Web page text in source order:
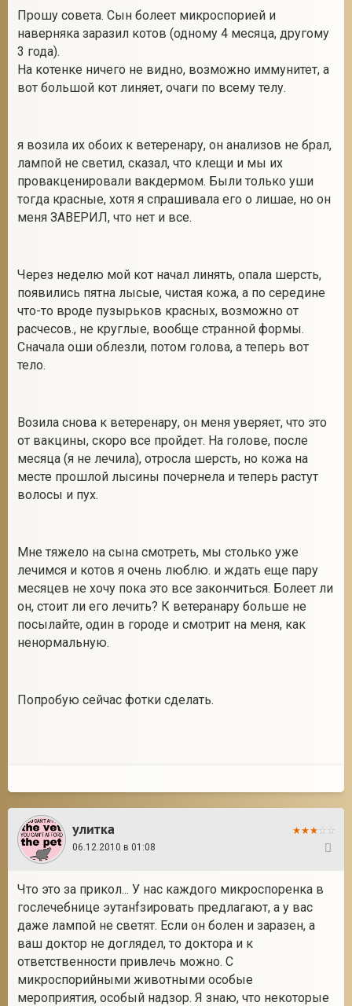
Прошу совета. Сын болеет микроспорией и
наверняка заразил котов (одному 4 месяца, другому
3 года).
На котенке ничего не видно, возможно иммунитет, а
вот большой кот линяет, очаги по всему телу.
я возила их обоих к ветеренару, он анализов не брал,
лампой не светил, сказал, что клещи и мы их
провакценировали вакдермом. Были только уши
тогда красные, хотя я спрашивала его о лишае, но он
меня ЗАВЕРИЛ, что нет и все.
Через неделю мой кот начал линять, опала шерсть,
появились пятна лысые, чистая кожа, а по середине
что-то вроде пузырьков красных, возможно от
расчесов., не круглые, вообще странной формы.
Сначала оши облезли, потом голова, а теперь вот
тело.
Возила снова к ветеренару, он меня уверяет, что это
от вакцины, скоро все пройдет. На голове, после
месяца (я не лечила), отросла шерсть, но кожа на
месте прошлой лысины почернела и теперь растут
волосы и пух.
Мне тяжело на сына смотреть, мы столько уже
лечимся и котов я очень люблю. и ждать еще пару
месяцев не хочу пока это все закончиться. Болеет ли
он, стоит ли его лечить? К ветеранару больше не
посылайте, один в городе и смотрит на меня, как
ненормальную.
Попробую сейчас фотки сделать.
улитка
06.12.2010 в 01:08
Что это за прикол... У нас каждого микроспоренка в
гослечебнице эутанfзировать предлагают, а у вас
даже лампой не светят. Если он болен и заразен, а
ваш доктор не доглядел, то доктора и к
ответственности привлечь можно. С
микроспорийными животными особые
мероприятия, особый надзор. Я знаю, что некоторые